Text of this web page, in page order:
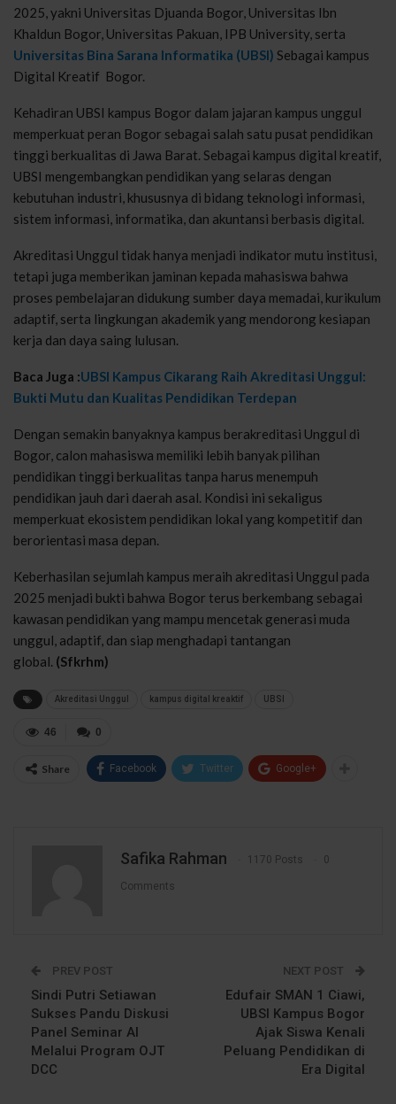
2025, yakni Universitas Djuanda Bogor, Universitas Ibn
Khaldun Bogor, Universitas Pakuan, IPB University, serta
Universitas Bina Sarana Informatika (UBSI) Sebagai kampus
Digital Kreatif Bogor.
Kehadiran UBSI kampus Bogor dalam jajaran kampus unggul
memperkuat peran Bogor sebagai salah satu pusat pendidikan
tinggi berkualitas di Jawa Barat. Sebagai kampus digital kreatif,
UBSI mengembangkan pendidikan yang selaras dengan
kebutuhan industri, khususnya di bidang teknologi informasi,
sistem informasi, informatika, dan akuntansi berbasis digital.
Akreditasi Unggul tidak hanya menjadi indikator mutu institusi,
tetapi juga memberikan jaminan kepada mahasiswa bahwa
proses pembelajaran didukung sumber daya memadai, kurikulum
adaptif, serta lingkungan akademik yang mendorong kesiapan
kerja dan daya saing lulusan.
Baca Juga :UBSI Kampus Cikarang Raih Akreditasi Unggul:
Bukti Mutu dan Kualitas Pendidikan Terdepan
Dengan semakin banyaknya kampus berakreditasi Unggul di
Bogor, calon mahasiswa memiliki lebih banyak pilihan
pendidikan tinggi berkualitas tanpa harus menempuh
pendidikan jauh dari daerah asal. Kondisi ini sekaligus
memperkuat ekosistem pendidikan lokal yang kompetitif dan
berorientasi masa depan.
Keberhasilan sejumlah kampus meraih akreditasi Unggul pada
2025 menjadi bukti bahwa Bogor terus berkembang sebagai
kawasan pendidikan yang mampu mencetak generasi muda
unggul, adaptif, dan siap menghadapi tantangan
global. (Sfkrhm)
Akreditasi Unggul kampus digital kreaktif UBSI
0
46
Share Facebook Twitter Google+
Safika Rahman 1170 Posts 0
Comments
PREV POST
Sindi Putri Setiawan
Sukses Pandu Diskusi
Panel Seminar AI
Melalui Program OJT
DCC
NEXT POST
Edufair SMAN 1 Ciawi,
UBSI Kampus Bogor
Ajak Siswa Kenali
Peluang Pendidikan di
Era Digital